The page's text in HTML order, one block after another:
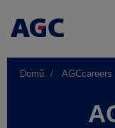
Domů AGCcareers